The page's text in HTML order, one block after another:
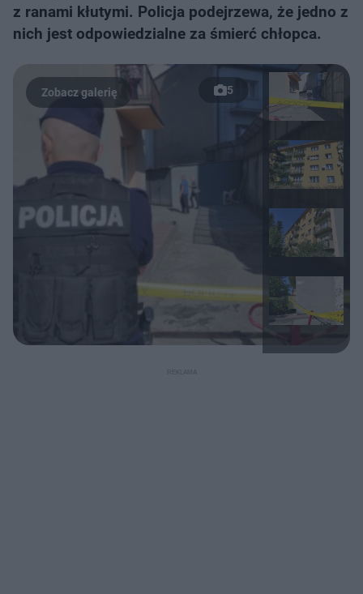
z ranami kłutymi. Policja podejrzewa, że jedno z
nich jest odpowiedzialne za śmierć chłopca.
5